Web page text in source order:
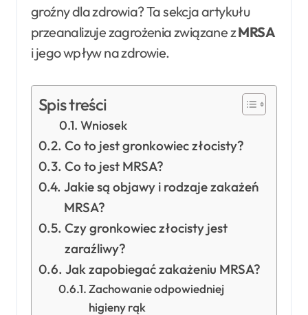
groźny dla zdrowia? Ta sekcja artykułu
przeanalizuje zagrożenia związane zMRSA
i jego wpływ na zdrowie.
Spis treści
Wniosek
Co to jest gronkowiec złocisty?
Co to jest MRSA?
Jakie są objawy i rodzaje zakażeń
MRSA?
Czy gronkowiec złocisty jest
zaraźliwy?
Jak zapobiegać zakażeniu MRSA?
Zachowanie odpowiedniej
higieny rąk